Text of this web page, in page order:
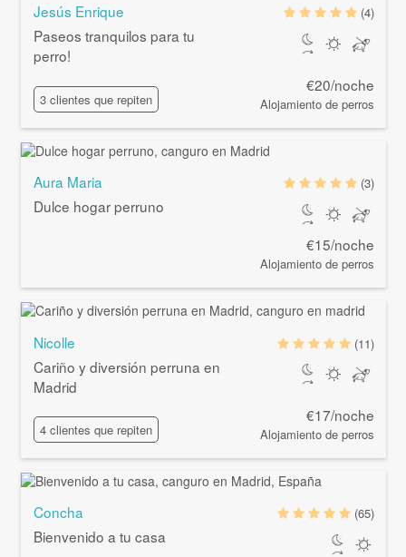
Jesús Enrique
Paseos tranquilos para tu
perro!
3 clientes que repiten
(4)
€20/noche
Alojamiento de perros
Aura Maria
Dulce hogar perruno
(3)
€15/noche
Alojamiento de perros
Nicolle
Cariño y diversión perruna en
Madrid
4 clientes que repiten
(11)
€17/noche
Alojamiento de perros
Concha
Bienvenido a tu casa
(65)